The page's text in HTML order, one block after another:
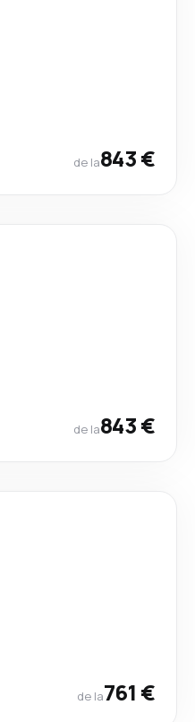
de la843 €
de la843 €
de la761 €